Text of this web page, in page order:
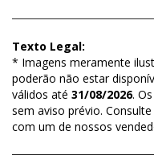
Texto Legal:
* Imagens meramente
poderão não estar
válidos até 31/08/2026.
sem aviso prévio.
com um de nossos